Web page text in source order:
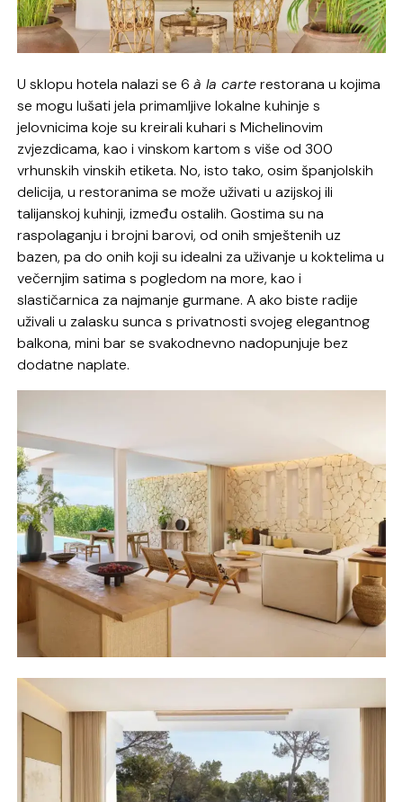
U sklopu hotela nalazi se 6à la carterestorana u kojima
se mogu lušati jela primamljive lokalne kuhinje s
jelovnicima koje su kreirali kuhari s Michelinovim
zvjezdicama, kao i vinskom kartom s više od 300
vrhunskih vinskih etiketa. No, isto tako, osim španjolskih
delicija, u restoranima se može uživati u azijskoj ili
talijanskoj kuhinji, između ostalih. Gostima su na
raspolaganju i brojni barovi, od onih smještenih uz
bazen, pa do onih koji su idealni za uživanje u koktelima u
večernjim satima s pogledom na more, kao i
slastičarnica za najmanje gurmane. A ako biste radije
uživali u zalasku sunca s privatnosti svojeg elegantnog
balkona, mini bar se svakodnevno nadopunjuje bez
dodatne naplate.